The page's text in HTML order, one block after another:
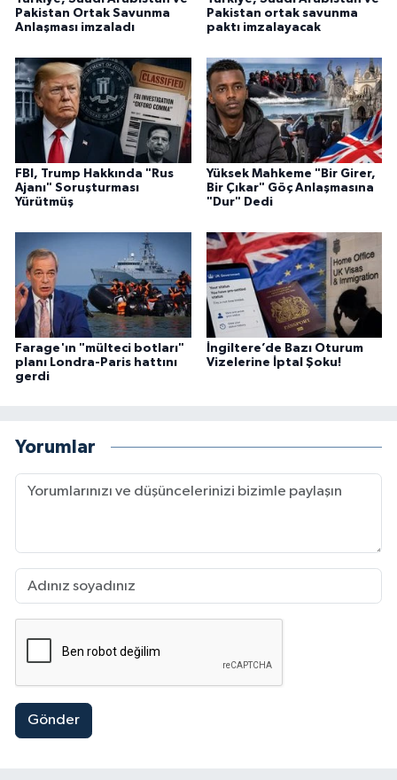
Pakistan Ortak Savunma
Anlaşması imzaladı
Pakistan ortak savunma
paktı imzalayacak
FBI, Trump Hakkında "Rus
Ajanı" Soruşturması
Yürütmüş
Yüksek Mahkeme "Bir Girer,
Bir Çıkar" Göç Anlaşmasına
"Dur" Dedi
Farage'ın "mülteci botları"
planı Londra-Paris hattını
gerdi
İngiltere’de Bazı Oturum
Vizelerine İptal Şoku!
Yorumlar
Gönder